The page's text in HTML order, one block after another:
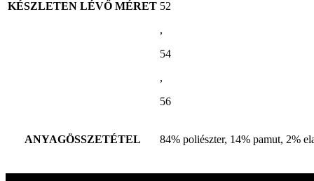
KÉSZLETEN LÉVŐ MÉRET 52
,
54
,
56
ANYAGÖSSZETÉTEL 84% poliészter, 14% pamut, 2%